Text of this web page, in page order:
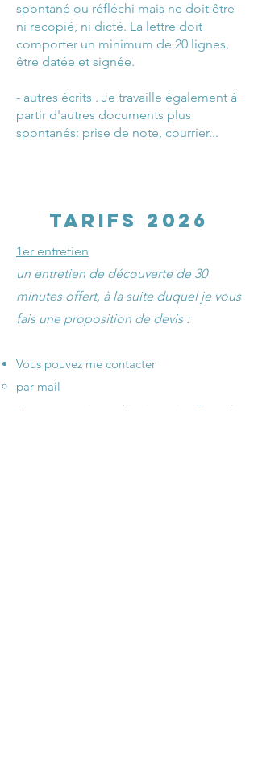
spontané ou réfléchi mais ne doit être
ni recopié, ni dicté. La lettre doit
comporter un minimum de 20 lignes,
être datée et signée.
- autres écrits . Je travaille également à
partir d'autres documents plus
spontanés: prise de note, courrier...
tarifS 2026
1er entretien
un entretien de découverte de 30
minutes offert, à la suite duquel je vous
fais une proposition de devis :
Vous pouvez me contacter
par mail
clemenceponiatowski.orientation@gmail.